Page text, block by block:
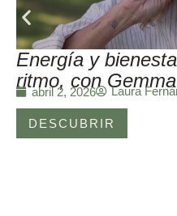
Energía y
ritmo, con
abril 2, 2026 Laura
DESCUBRIR